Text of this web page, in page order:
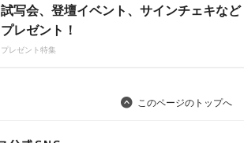
試写会、登壇イベント、サインチェキなど
プレゼント！
プレゼント特集
このページのトップへ